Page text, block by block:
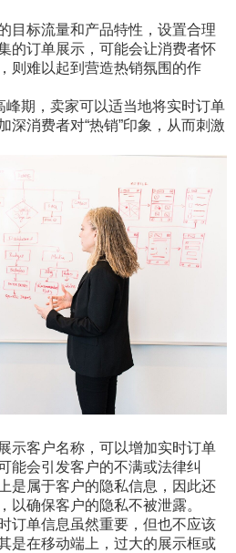
目标流量和产品特性，设置合理
的订单展示，可能会让消费者怀
则难以起到营造热销氛围的作
期，卖家可以适当地将实时订单
深消费者对“热销”印象，从而刺激
示客户名称，可以增加实时订单
能会引发客户的不满或法律纠
是属于客户的隐私信息，因此还
以确保客户的隐私不被泄露。
订单信息虽然重要，但也不应该
是在移动端上，过大的展示框或